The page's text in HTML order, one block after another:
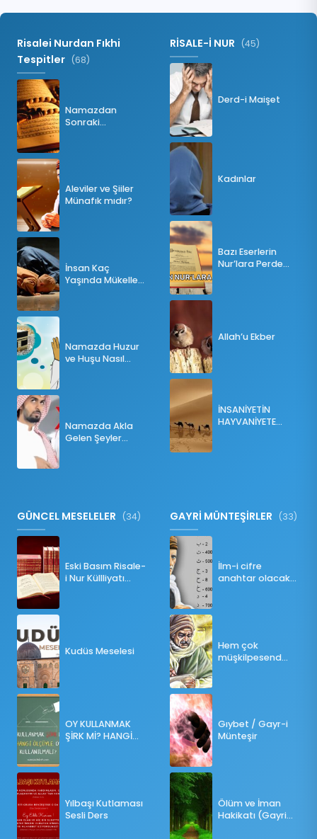
Risalei Nurdan Fıkhi
Tespitler (68)
Namazdan
Sonraki
Aleviler ve Şiiler
Münafık mıdır?
İnsan Kaç
Yaşında Mükellef
Namazda Huzur
ve Huşu Nasıl
Namazda Akla
Gelen Şeyler
RİSALE-İ NUR (45)
Derd-i Maişet
Kadınlar
Bazı Eserlerin
Nur’lara Perde
Allah’u Ekber
İNSANİYETİN
HAYVANİYETE
GÜNCEL MESELELER (34)
Eski Basım Risale-
i Nur Küllliyatı
Kudüs Meselesi
OY KULLANMAK
ŞİRK Mİ? HANGİ
Yılbaşı Kutlaması
Sesli Ders
GAYRİ MÜNTEŞİRLER (33)
İlm-i cifre
anahtar olacak
Hem çok
müşkilpesend
Gıybet / Gayr-i
Münteşir
Ölüm ve İman
Hakikatı (Gayri